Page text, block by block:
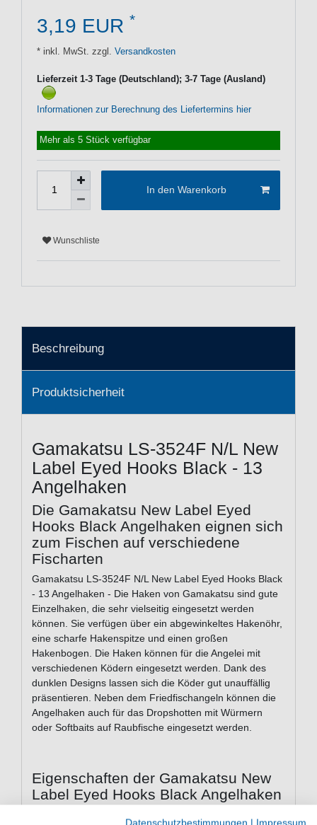
3,19 EUR *
* inkl. MwSt. zzgl. Versandkosten
Lieferzeit 1-3 Tage (Deutschland); 3-7 Tage (Ausland)
Informationen zur Berechnung des Liefertermins hier
Mehr als 5 Stück verfügbar
In den Warenkorb
Wunschliste
Beschreibung
Produktsicherheit
Gamakatsu LS-3524F N/L New
Label Eyed Hooks Black - 13
Angelhaken
Die Gamakatsu New Label Eyed
Hooks Black Angelhaken eignen sich
zum Fischen auf verschiedene
Fischarten
Gamakatsu LS-3524F N/L New Label Eyed Hooks Black
- 13 Angelhaken - Die Haken von Gamakatsu sind gute
Einzelhaken, die sehr vielseitig eingesetzt werden
können. Sie verfügen über ein abgewinkeltes Hakenöhr,
eine scharfe Hakenspitze und einen großen
Hakenbogen. Die Haken können für die Angelei mit
verschiedenen Ködern eingesetzt werden. Dank des
dunklen Designs lassen sich die Köder gut unauffällig
präsentieren. Neben dem Friedfischangeln können die
Angelhaken auch für das Dropshotten mit Würmern
oder Softbaits auf Raubfische eingesetzt werden.
Eigenschaften der Gamakatsu New
Label Eyed Hooks Black Angelhaken
Datenschutzbestimmungen | Impressum